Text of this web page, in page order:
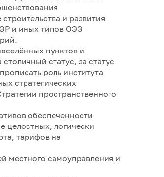
и развития
и иных типов ОЭЗ
пунктов и
статус, за статус
роль института
стратегических
пространственного
обеспеченности
целостных, логически
тарифов на
местного самоуправления и